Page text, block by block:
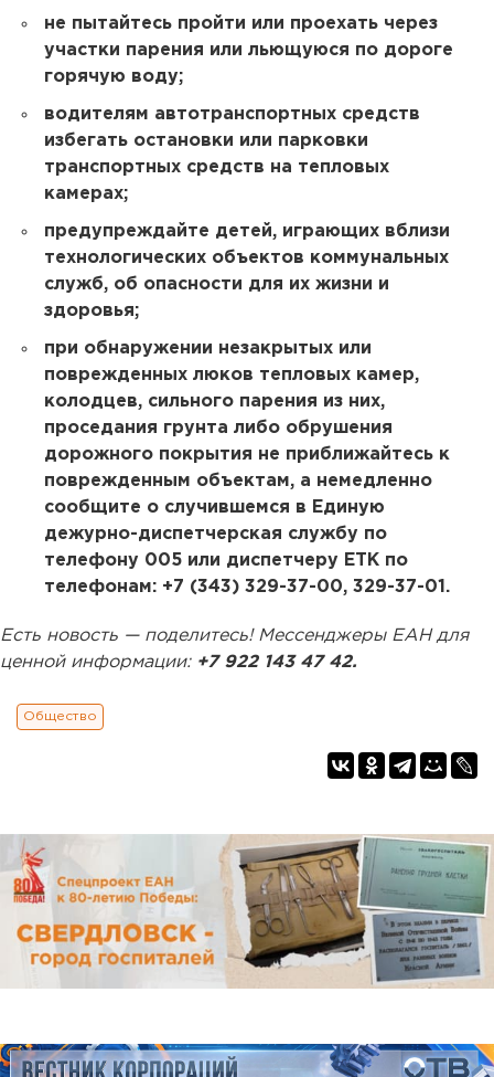
не пытайтесь пройти или проехать через
участки парения или льющуюся по дороге
горячую воду;
водителям автотранспортных средств
избегать остановки или парковки
транспортных средств на тепловых
камерах;
предупреждайте детей, играющих вблизи
технологических объектов коммунальных
служб, об опасности для их жизни и
здоровья;
при обнаружении незакрытых или
поврежденных люков тепловых камер,
колодцев, сильного парения из них,
проседания грунта либо обрушения
дорожного покрытия не приближайтесь к
поврежденным объектам, а немедленно
сообщите о случившемся в Единую
дежурно-диспетчерская службу по
телефону 005 или диспетчеру ЕТК по
телефонам: +7 (343) 329-37-00, 329-37-01.
Есть новость — поделитесь! Мессенджеры ЕАН для
ценной информации: +7 922 143 47 42.
Общество